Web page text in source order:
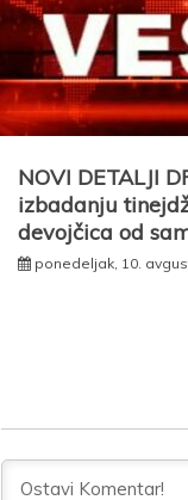
NOVI DETALJI
izbadanju
devojčica od
ponedeljak, 10.